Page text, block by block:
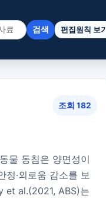
검색 편집원칙 보기
조회 182
물 동침은 양면성이
·외로움 감소를 보
et al.(2021, ABS)는